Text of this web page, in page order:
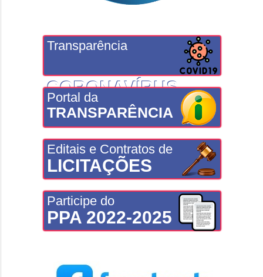
Transparência
CORONAVÍRUS
Portal da
TRANSPARÊNCIA
Editais e Contratos de
LICITAÇÕES
Participe do
PPA 2022-2025